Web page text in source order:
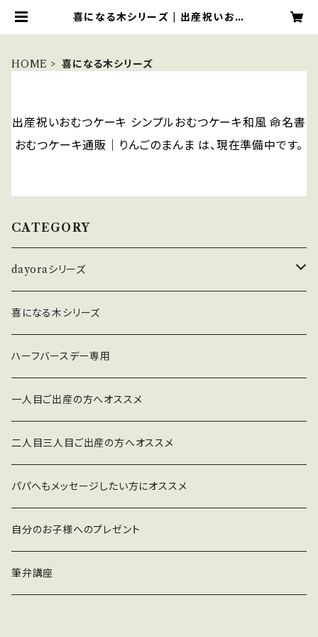
喜になる木シリーズ | 出産祝いおむ
HOME
喜になる木シリーズ
出産祝いおむつケーキ シンプルおむつケーキ和風 命名書
おむつケーキ通販｜りんごのまんま は、現在準備中です。
CATEGORY
dayoraシリーズ
ピンク系コサージュ
ブルー系コサージュ
イエロー系コサージュ
喜になる木シリーズ
ハーフバースデー専用
一人目ご出産の方へオススメ
二人目三人目ご出産の方へオススメ
パパへもメッセージしたい方にオススメ
自分のお子様へのプレゼント
筆弁講座